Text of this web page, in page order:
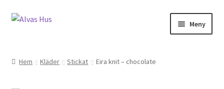
Hoppa
Hoppa
Meny
Hem Kläder Stickat Eira knit – chocolate